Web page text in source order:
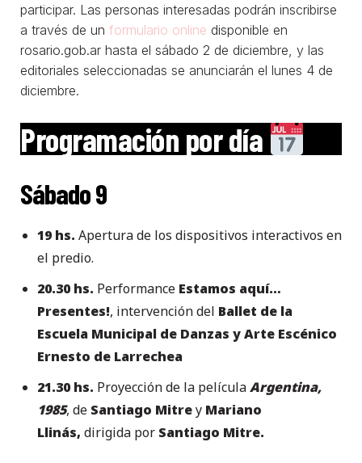
participar. Las personas interesadas podrán inscribirse
a través de un formulario online disponible en
rosario.gob.ar hasta el sábado 2 de diciembre, y las
editoriales seleccionadas se anunciarán el lunes 4 de
diciembre.
Programación por día
Sábado 9
19 hs. Apertura de los dispositivos interactivos en
el predio.
20.30 hs. Performance Estamos aquí…
Presentes!, intervención del Ballet de la
Escuela Municipal de Danzas y Arte Escénico
Ernesto de Larrechea
21.30 hs. Proyección de la películaArgentina,
1985, de Santiago Mitrey Mariano
Llinás, dirigida por Santiago Mitre.